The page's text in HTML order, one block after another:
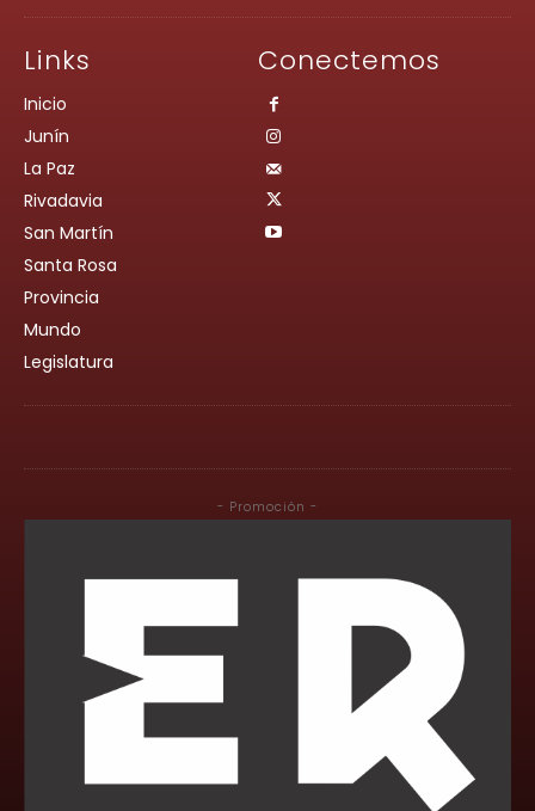
Links
Inicio
Junín
La Paz
Rivadavia
San Martín
Santa Rosa
Provincia
Mundo
Legislatura
Conectemos
- Promoción -